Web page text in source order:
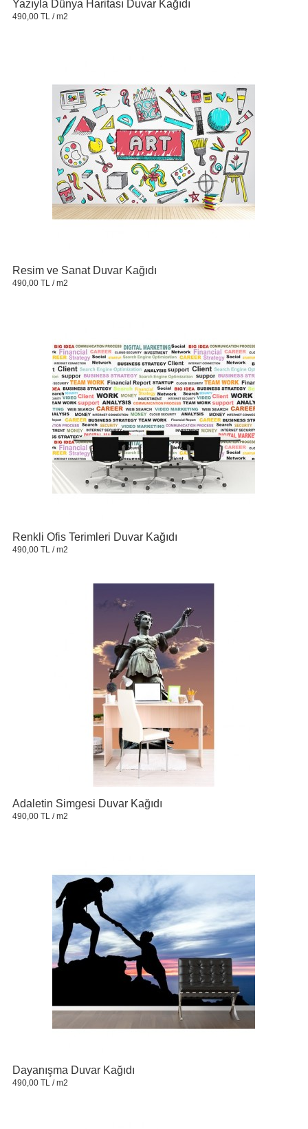
Yazıyla Dünya Haritası Duvar Kağıdı
490,00 TL / m2
Resim ve Sanat Duvar Kağıdı
490,00 TL / m2
Renkli Ofis Terimleri Duvar Kağıdı
490,00 TL / m2
Adaletin Simgesi Duvar Kağıdı
490,00 TL / m2
Dayanışma Duvar Kağıdı
490,00 TL / m2